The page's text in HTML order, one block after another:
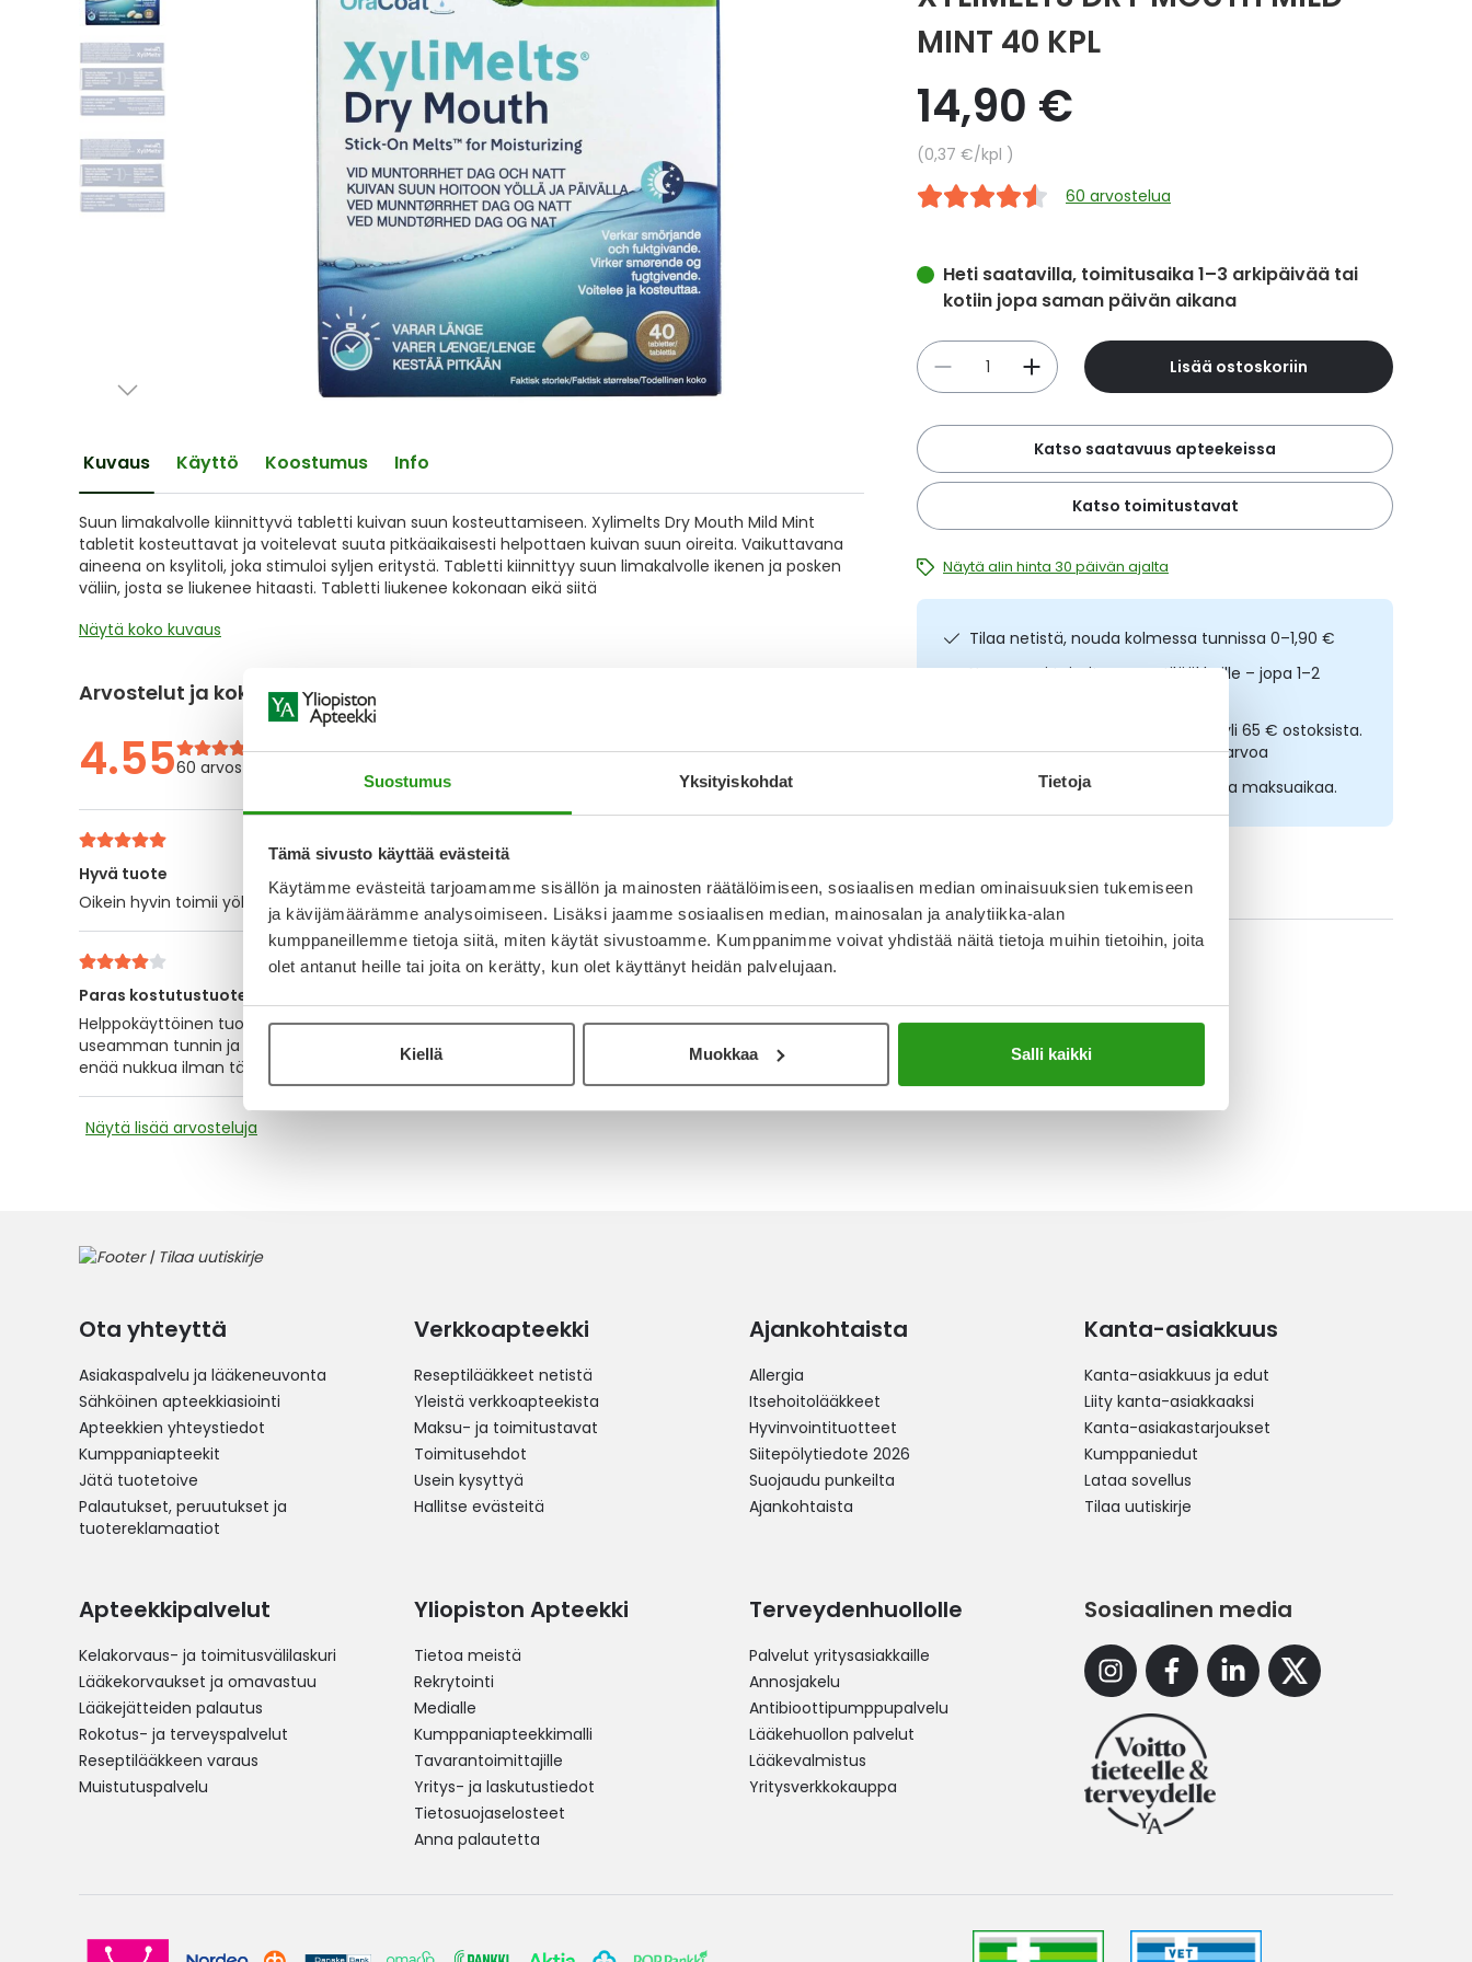
Suostumus Yksityiskohdat Tietoja
Tämä sivusto käyttää evästeitä
Käytämme evästeitä tarjoamamme sisällön ja mainosten räätälöimiseen, sosiaalisen median ominaisuuksien tukemiseen
ja kävijämäärämme analysoimiseen. Lisäksi jaamme sosiaalisen median, mainosalan ja analytiikka-alan
kumppaneillemme tietoja siitä, miten käytät sivustoamme. Kumppanimme voivat yhdistää näitä tietoja muihin tietoihin, joita
olet antanut heille tai joita on kerätty, kun olet käyttänyt heidän palvelujaan.
Kiellä Muokkaa Salli kaikki
end
of
the
images
gallery
the
the
images
gallery
Kuvaus Käyttö Koostumus Info
Suun limakalvolle kiinnittyvä tabletti kuivan suun kosteuttamiseen. Xylimelts Dry Mouth Mild Mint
tabletit kosteuttavat ja voitelevat suuta pitkäaikaisesti helpottaen kuivan suun oireita. Vaikuttavana
aineena on ksylitoli, joka stimuloi syljen eritystä. Tabletti kiinnittyy suun limakalvolle ikenen ja posken
väliin, josta se liukenee hitaasti. Tabletti liukenee kokonaan eikä siitä
Näytä koko kuvaus
Arvostelut ja kokemuksia
4.5560 arvostelua Kirjoita arvostelu
Hyvä tuote
Oikein hyvin toimii yöllä kuivan suun vaivaan. Paljon parempi kuin suihke.
13.3.2026
Paras kostutustuote yökäyttöön
Helppokäyttöinen tuote suun kosteutukseen varsinkin yöaikaan. Kosteuttava vaikutus tuntuu suussa
useamman tunnin ja näin ollen vielä aamullakin suu on selkeästi kosteutetumman tuntuinen. En osaa
enää nukkua ilman tätä!
Näytä lisää arvosteluja
MINT 40 KPL
14,90 €
Yksikköhinta
0,37 €/kpl
60 arvostelua
Heti saatavilla, toimitusaika 1–3 arkipäivää tai
kotiin jopa saman päivän aikana
Määrä
Lisää ostoskoriin
Katso saatavuus apteekeissa
Katso toimitustavat
Näytä alin hinta 30 päivän ajalta
Tilaa netistä, nouda kolmessa tunnissa 0–1,90 €
Nopeampi toimitus reseptilääkkeille – jopa 1–2
Ilmainen toimitus noutopisteisiin yli 65 € ostoksista.
Lääkkeet eivät kerrytä ostoskorin arvoa
Osta nyt, saat 45 päivää korotonta maksuaikaa.
Katso kaikki XyliMelts-tuotteet
Ota yhteyttä
Asiakaspalvelu ja lääkeneuvonta
Sähköinen apteekkiasiointi
Apteekkien yhteystiedot
Kumppaniapteekit
Jätä tuotetoive
Palautukset, peruutukset ja
tuotereklamaatiot
Verkkoapteekki
Reseptilääkkeet netistä
Yleistä verkkoapteekista
Maksu- ja toimitustavat
Toimitusehdot
Usein kysyttyä
Hallitse evästeitä
Ajankohtaista
Allergia
Itsehoitolääkkeet
Hyvinvointituotteet
Siitepölytiedote 2026
Suojaudu punkeilta
Ajankohtaista
Kanta-asiakkuus
Kanta-asiakkuus ja edut
Liity kanta-asiakkaaksi
Kanta-asiakastarjoukset
Kumppaniedut
Lataa sovellus
Tilaa uutiskirje
Apteekkipalvelut
Kelakorvaus- ja toimitusvälilaskuri
Lääkekorvaukset ja omavastuu
Lääkejätteiden palautus
Rokotus- ja terveyspalvelut
Reseptilääkkeen varaus
Muistutuspalvelu
Yliopiston Apteekki
Tietoa meistä
Rekrytointi
Medialle
Kumppaniapteekkimalli
Tavarantoimittajille
Yritys- ja laskutustiedot
Tietosuojaselosteet
Anna palautetta
Terveydenhuollolle
Palvelut yritysasiakkaille
Annosjakelu
Antibioottipumppupalvelu
Lääkehuollon palvelut
Lääkevalmistus
Yritysverkkokauppa
Sosiaalinen media
InstagramFacebookLinkedinX